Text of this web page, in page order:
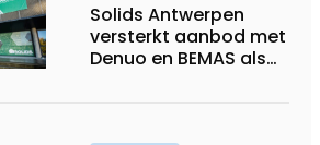
Solids Antwerpen
versterkt aanbod met
Denuo en BEMAS als